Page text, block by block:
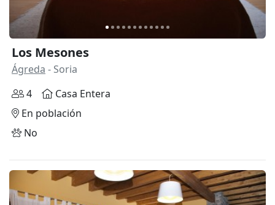
Los Mesones
Ágreda - Soria
4
Casa Entera
En población
No